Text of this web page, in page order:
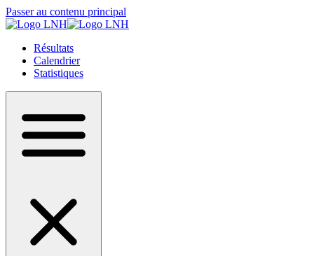
Passer au contenu principal
Résultats
Calendrier
Statistiques